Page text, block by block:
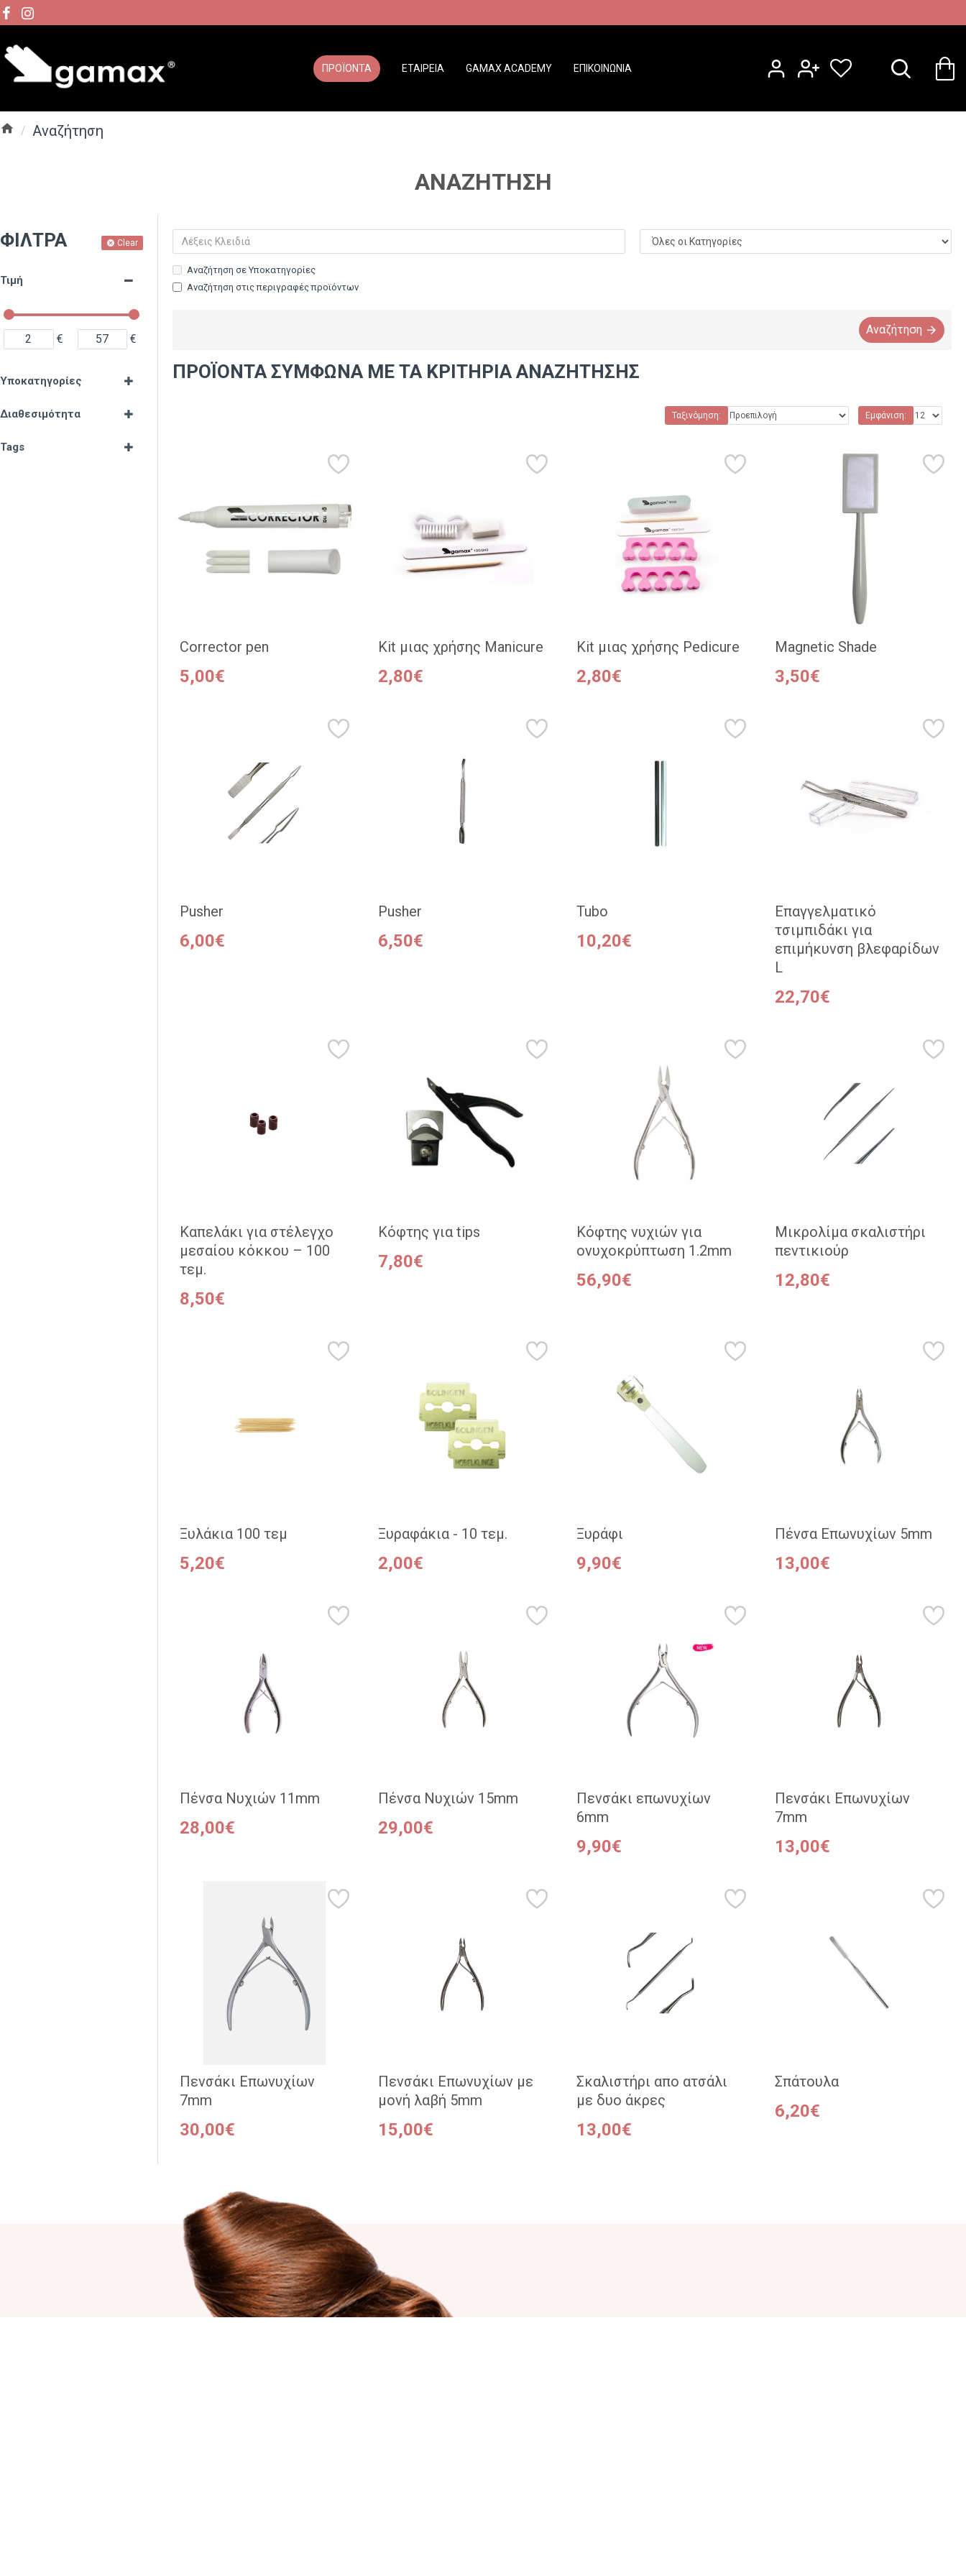
ΠΡΟΪΟΝΤΑ ΕΤΑΙΡΕΙΑ GAMAX ACADEMY ΕΠΙΚΟΙΝΩΝΙΑ
Αναζήτηση
ΑΝΑΖΉΤΗΣΗ
ΦΊΛΤΡΑ Clear
Τιμή
€ €
Υποκατηγορίες
Tags
Διαθεσιμότητα
Αναζήτηση σε Υποκατηγορίες
Αναζήτηση στις περιγραφές προϊόντων
Αναζήτηση
ΠΡΟΪΌΝΤΑ ΣΎΜΦΩΝΑ ΜΕ ΤΑ ΚΡΙΤΉΡΙΑ ΑΝΑΖΉΤΗΣΗΣ
Ταξινόμηση: Εμφάνιση:
Corrector pen
5,00€
Kit μιας χρήσης Manicure
2,80€
Kit μιας χρήσης Pedicure
2,80€
Magnetic Shade
3,50€
Pusher
6,00€
Pusher
6,50€
Tubo
10,20€
Επαγγελματικό
τσιμπιδάκι για
επιμήκυνση βλεφαρίδων
L
22,70€
Καπελάκι για στέλεγχο
μεσαίου κόκκου – 100
τεμ.
8,50€
Κόφτης για tips
7,80€
Κόφτης νυχιών για
ονυχοκρύπτωση 1.2mm
56,90€
Μικρολίμα σκαλιστήρι
πεντικιούρ
12,80€
Ξυλάκια 100 τεμ
5,20€
Ξυραφάκια - 10 τεμ.
2,00€
Ξυράφι
9,90€
Πένσα Επωνυχίων 5mm
13,00€
Πένσα Νυχιών 11mm
28,00€
Πένσα Νυχιών 15mm
29,00€
Πενσάκι επωνυχίων
6mm
9,90€
Πενσάκι Επωνυχίων
7mm
13,00€
Πενσάκι Επωνυχίων
7mm
30,00€
Πενσάκι Επωνυχίων με
μονή λαβή 5mm
15,00€
Σκαλιστήρι απο ατσάλι
με δυο άκρες
13,00€
Σπάτουλα
6,20€